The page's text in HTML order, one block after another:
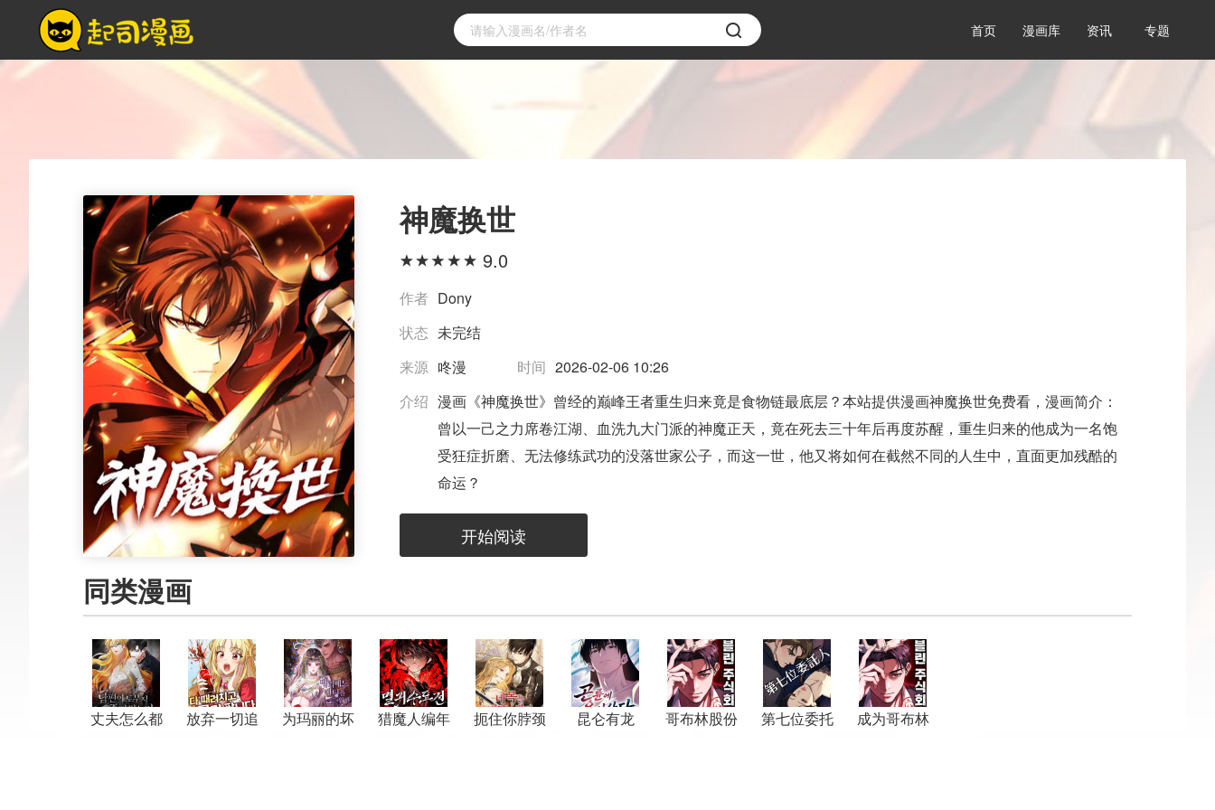
首页 漫画库 资讯 专题
神魔换世
9.0
作者 Dony
状态 未完结
来源 咚漫 时间 2026-02-06 10:26
介绍 漫画《神魔换世》曾经的巅峰王者重生归来竟是食物链最底层？本站提供漫画神魔换世免费看，漫画简介：
曾以一己之力席卷江湖、血洗九大门派的神魔正天，竟在死去三十年后再度苏醒，重生归来的他成为一名饱
受狂症折磨、无法修练武功的没落世家公子，而这一世，他又将如何在截然不同的人生中，直面更加残酷的
命运？
开始阅读
同类漫画
丈夫怎么都
放弃一切追
为玛丽的坏
猎魔人编年
扼住你脖颈
昆仑有龙
哥布林股份
第七位委托
成为哥布林